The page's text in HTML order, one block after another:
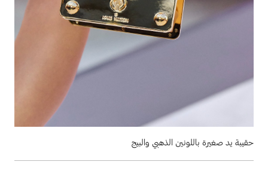
حقيبة يد صغيرة باللونين الذهبي والبيج